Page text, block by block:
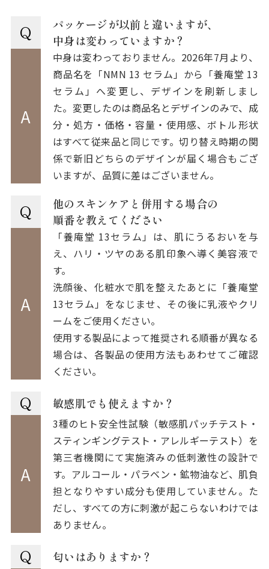
Q
パッケージが以前と違いますが、
中身は変わっていますか？
A
中身は変わっておりません。2026年7月より、
商品名を「NMN 13 セラム」から「養庵堂 13
セラム」へ変更し、デザインを刷新しまし
た。変更したのは商品名とデザインのみで、成
分・処方・価格・容量・使用感、ボトル形状
はすべて従来品と同じです。切り替え時期の関
係で新旧どちらのデザインが届く場合もござ
いますが、品質に差はございません。
Q
他のスキンケアと併用する場合の
順番を教えてください
A
「養庵堂 13セラム」は、肌にうるおいを与
え、ハリ・ツヤのある肌印象へ導く美容液で
す。
洗顔後、化粧水で肌を整えたあとに「養庵堂
13セラム」をなじませ、その後に乳液やクリ
ームをご使用ください。
使用する製品によって推奨される順番が異なる
場合は、各製品の使用方法もあわせてご確認
ください。
Q 敏感肌でも使えますか？
A
3種のヒト安全性試験（敏感肌パッチテスト・
スティンギングテスト・アレルギーテスト）を
第三者機関にて実施済みの低刺激性の設計で
す。アルコール・パラベン・鉱物油など、肌負
担となりやすい成分も使用していません。た
だし、すべての方に刺激が起こらないわけでは
ありません。
Q 匂いはありますか？